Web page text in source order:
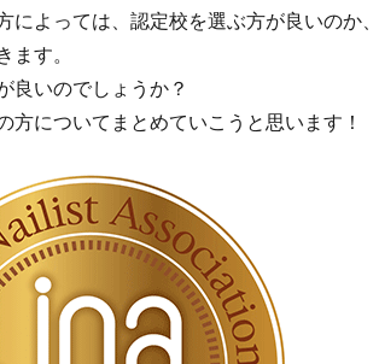
によっては、認定校を選ぶ方が良いのか
ます。
良いのでしょうか？
方についてまとめていこうと思います！